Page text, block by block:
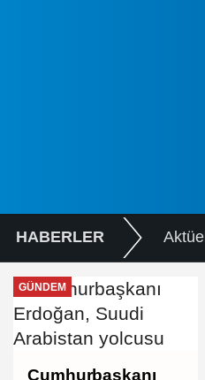
HABERLER Aktüel
GÜNDEM
Cumhurbaşkanı